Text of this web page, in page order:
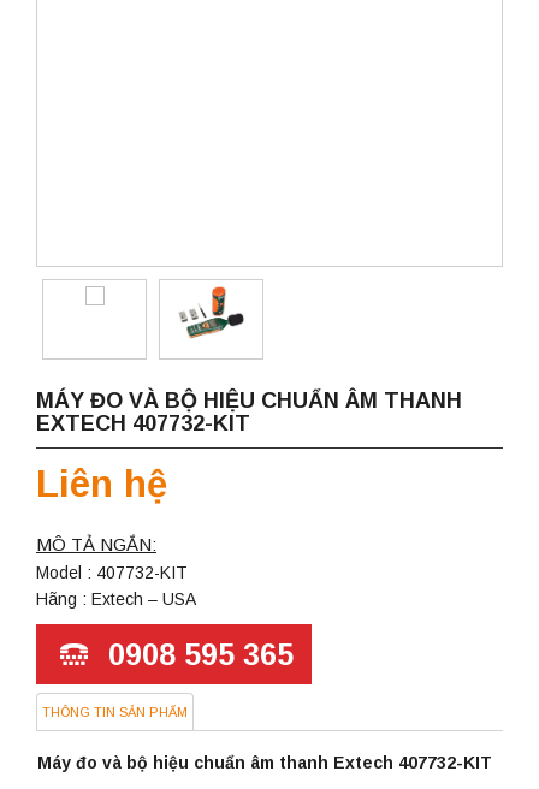
MÁY ĐO VÀ BỘ HIỆU CHUẨN ÂM THANH
EXTECH 407732-KIT
Liên hệ
MÔ TẢ NGẮN:
Model : 407732-KIT
Hãng : Extech – USA
0908 595 365
THÔNG TIN SẢN PHẨM
Máy đo và bộ hiệu chuẩn âm thanh Extech 407732-KIT